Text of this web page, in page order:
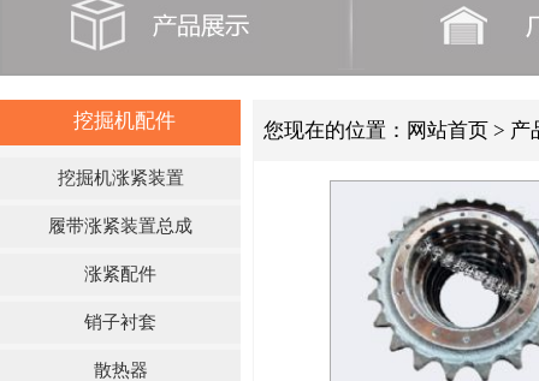
挖掘机配件
挖掘机涨紧装置
履带涨紧装置总成
涨紧配件
销子衬套
散热器
您现在的位置： 网站首页 > 产